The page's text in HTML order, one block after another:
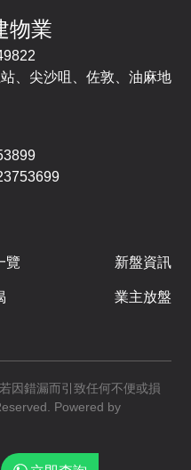
已售
萬
361呎
$976萬
C
361呎
2房
物業
、尖沙咀、佐敦、油麻地
覽 新盤資訊
業主放盤
因錯漏而引致任何不便或損
Powered by